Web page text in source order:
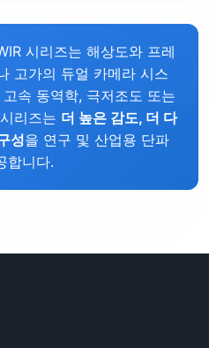
시리즈는 해상도와 프레
고가의 듀얼 카메라 시스
속 동역학, 극저조도 또는
리즈는 더 높은 감도, 더 다
성을 연구 및 산업용 단파
합니다.